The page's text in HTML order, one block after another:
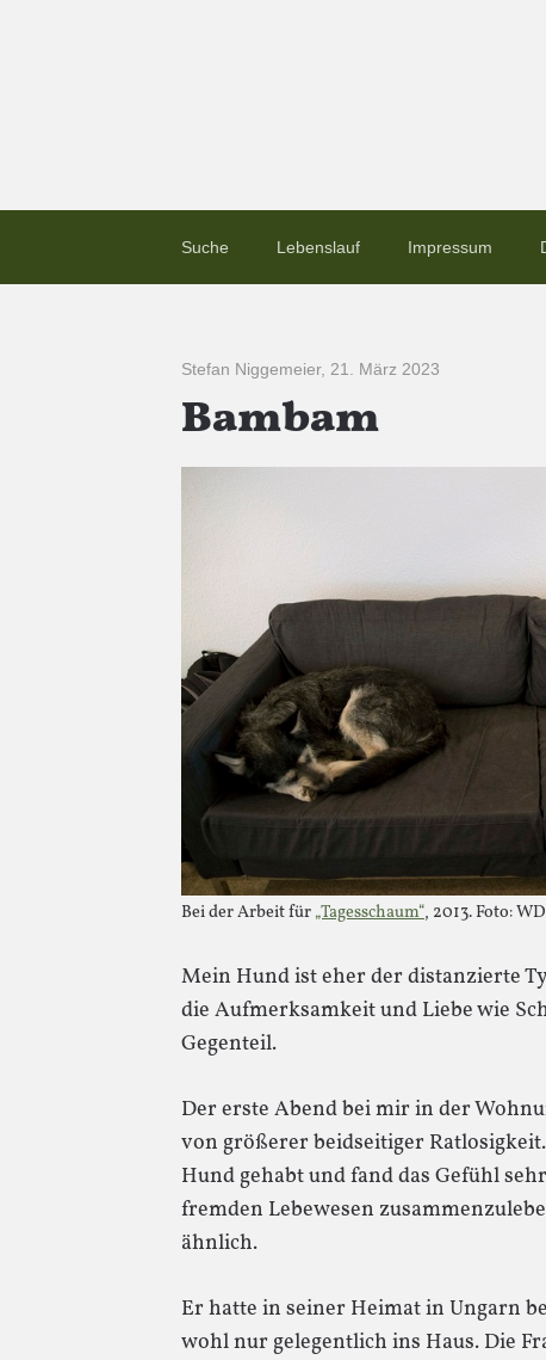
Suche Lebenslauf Impressum
Stefan Niggemeier, 21. März 2023
Bambam
Bei der Arbeit für „Tagesschaum“, 2013. Foto:
Mein Hund ist eher der distanzierte
die Aufmerksamkeit und Liebe wie
Gegenteil.
Der erste Abend bei mir in der
von größerer beidseitiger
Hund gehabt und fand das Gefühl
fremden Lebewesen
ähnlich.
Er hatte in seiner Heimat in Ungarn
wohl nur gelegentlich ins Haus. Die